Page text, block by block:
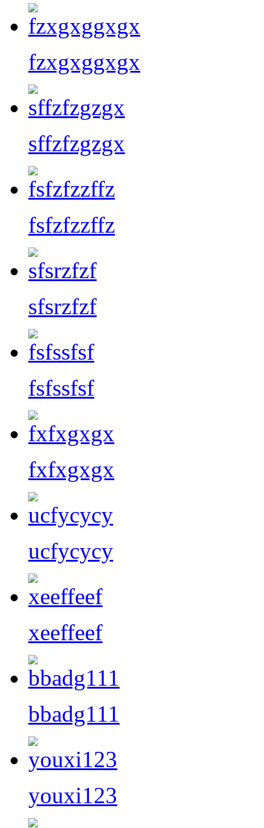
fzxgxggxgx
sffzfzgzgx
fsfzfzzffz
sfsrzfzf
fsfssfsf
fxfxgxgx
ucfycycy
xeeffeef
bbadg111
youxi123